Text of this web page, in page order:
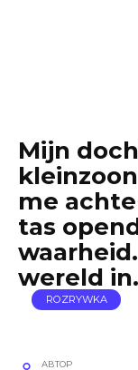
Mijn
me
tas
wereld in.
ROZRYWKA
АВТОР